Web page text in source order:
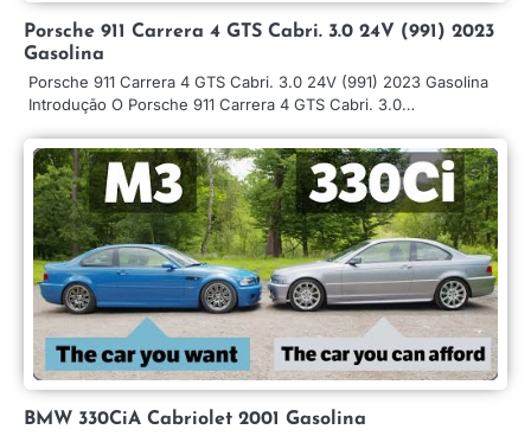
Porsche 911 Carrera 4 GTS Cabri. 3.0 24V (991) 2023
Gasolina
Porsche 911 Carrera 4 GTS Cabri. 3.0 24V (991) 2023 Gasolina
Introdução O Porsche 911 Carrera 4 GTS Cabri. 3.0…
BMW 330CiA Cabriolet 2001 Gasolina